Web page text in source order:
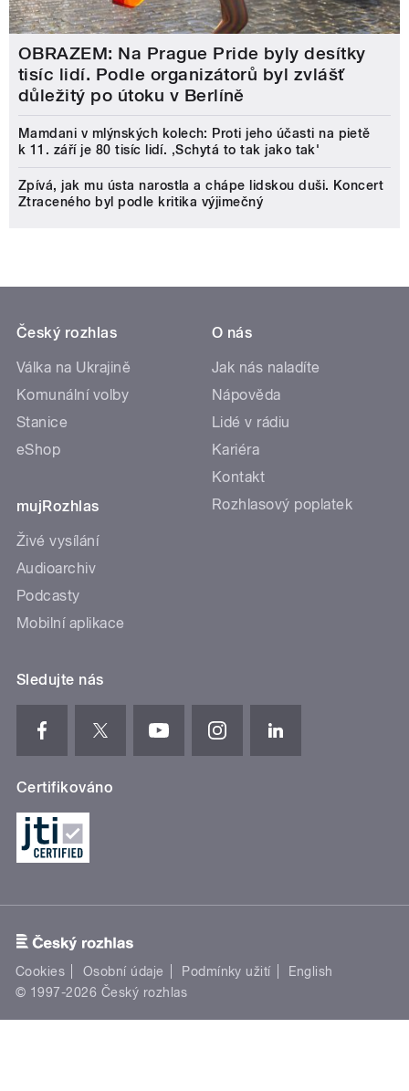
OBRAZEM: Na Prague Pride byly desítky
tisíc lidí. Podle organizátorů byl zvlášť
důležitý po útoku v Berlíně
Mamdani v mlýnských kolech: Proti jeho účasti na pietě
k 11. září je 80 tisíc lidí. ‚Schytá to tak jako tak'
Zpívá, jak mu ústa narostla a chápe lidskou duši. Koncert
Ztraceného byl podle kritika výjimečný
Český rozhlas
Válka na Ukrajině
Komunální volby
Stanice
eShop
mujRozhlas
Živé vysílání
Audioarchiv
Podcasty
Mobilní aplikace
O nás
Jak nás naladíte
Nápověda
Lidé v rádiu
Kariéra
Kontakt
Rozhlasový poplatek
Sledujte nás
Certifikováno
Cookies Osobní údaje Podmínky užití
English
© 1997-2026 Český rozhlas